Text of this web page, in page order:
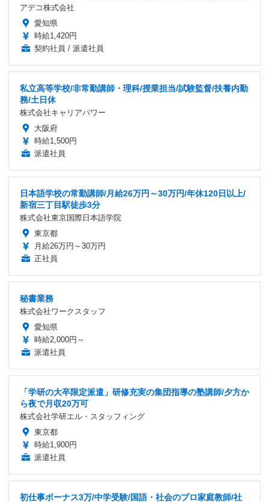
アデコ株式会社
愛知県
時給1,420円
契約社員 / 派遣社員
私立高等学校/非常勤講師・理科/授業担当/試験監督/扶養内勤
務/土日休
株式会社キャリアパワー
大阪府
時給1,500円
派遣社員
日本語学校の常勤講師/月給26万円～30万円/年休120日以上/
新宿三丁目駅徒歩3分
株式会社東京国際日本語学院
東京都
月給26万円～30万円
正社員
秘書業務
株式会社ワークスタッフ
愛知県
時給2,000円～
派遣社員
「学研の大卒限定派遣」研修充実の集団指導の塾講師/夕方か
ら夜で月収20万可
株式会社学研エル・スタッフィング
東京都
時給1,900円
派遣社員
初仕事ボーナス3万/中学受験/国語・社会のプロ家庭教師/社